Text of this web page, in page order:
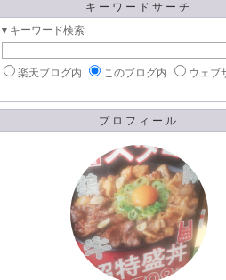
キーワードサーチ
▼キーワード検索
楽天ブログ内 このブログ内 ウェブ
プロフィール